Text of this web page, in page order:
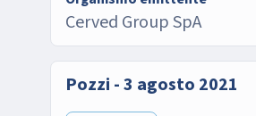
Cerved Group SpA
Pozzi - 3 agosto 2021